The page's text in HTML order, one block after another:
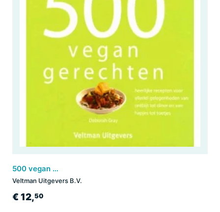
500 vegan gerechten
Veltman Uitgevers B.V.
€ 12,50